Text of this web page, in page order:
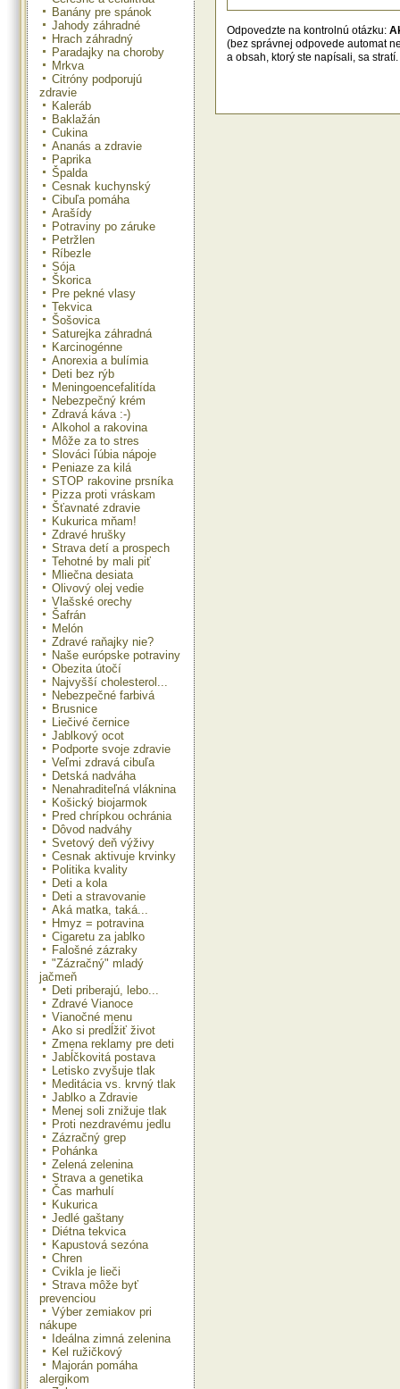
Banány pre spánok
Jahody záhradné
Hrach záhradný
Paradajky na choroby
Mrkva
Citróny podporujú
zdravie
Kaleráb
Baklažán
Cukina
Ananás a zdravie
Paprika
Špalda
Cesnak kuchynský
Cibuľa pomáha
Arašídy
Potraviny po záruke
Petržlen
Ríbezle
Sója
Škorica
Pre pekné vlasy
Tekvica
Šošovica
Saturejka záhradná
Karcinogénne
Anorexia a bulímia
Deti bez rýb
Meningoencefalitída
Nebezpečný krém
Zdravá káva :-)
Alkohol a rakovina
Môže za to stres
Slováci ľúbia nápoje
Peniaze za kilá
STOP rakovine prsníka
Pizza proti vráskam
Šťavnaté zdravie
Kukurica mňam!
Zdravé hrušky
Strava detí a prospech
Tehotné by mali piť
Mliečna desiata
Olivový olej vedie
Vlašské orechy
Šafrán
Melón
Zdravé raňajky nie?
Naše európske potraviny
Obezita útočí
Najvyšší cholesterol...
Nebezpečné farbivá
Brusnice
Liečivé černice
Jablkový ocot
Podporte svoje zdravie
Veľmi zdravá cibuľa
Detská nadváha
Nenahraditeľná vláknina
Košický biojarmok
Pred chrípkou ochránia
Dôvod nadváhy
Svetový deň výživy
Cesnak aktivuje krvinky
Politika kvality
Deti a kola
Deti a stravovanie
Aká matka, taká...
Hmyz = potravina
Cigaretu za jablko
Falošné zázraky
"Zázračný" mladý
jačmeň
Deti priberajú, lebo...
Zdravé Vianoce
Vianočné menu
Ako si predĺžiť život
Zmena reklamy pre deti
Jabĺčkovitá postava
Letisko zvyšuje tlak
Meditácia vs. krvný tlak
Jablko a Zdravie
Menej soli znižuje tlak
Proti nezdravému jedlu
Zázračný grep
Pohánka
Zelená zelenina
Strava a genetika
Čas marhulí
Kukurica
Jedlé gaštany
Diétna tekvica
Kapustová sezóna
Chren
Cvikla je lieči
Strava môže byť
prevenciou
Výber zemiakov pri
nákupe
Ideálna zimná zelenina
Kel ružičkový
Majorán pomáha
alergikom
Odpovedzte na kontrolnú otázku:
(bez správnej odpovede automat
a obsah, ktorý ste napísali, sa